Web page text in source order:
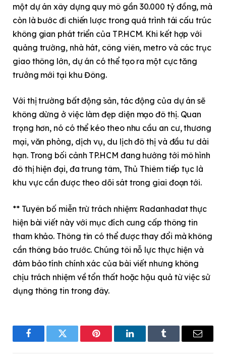
một dự án xây dựng quy mô gần 30.000 tỷ đồng, mà
còn là bước đi chiến lược trong quá trình tái cấu trúc
không gian phát triển của TP.HCM. Khi kết hợp với
quảng trường, nhà hát, công viên, metro và các trục
giao thông lớn, dự án có thể tạo ra một cực tăng
trưởng mới tại khu Đông.
Với thị trường bất động sản, tác động của dự án sẽ
không dừng ở việc làm đẹp diện mạo đô thị. Quan
trọng hơn, nó có thể kéo theo nhu cầu an cư, thương
mại, văn phòng, dịch vụ, du lịch đô thị và đầu tư dài
hạn. Trong bối cảnh TP.HCM đang hướng tới mô hình
đô thị hiện đại, đa trung tâm, Thủ Thiêm tiếp tục là
khu vực cần được theo dõi sát trong giai đoạn tới.
** Tuyên bố miễn trừ trách nhiệm: Radanhadat thực
hiện bài viết này với mục đích cung cấp thông tin
tham khảo. Thông tin có thể được thay đổi mà không
cần thông báo trước. Chúng tôi nỗ lực thực hiện và
đảm bảo tính chính xác của bài viết nhưng không
chịu trách nhiệm về tổn thất hoặc hậu quả từ việc sử
dụng thông tin trong đây.
FacebookTwitter Pinterest LinkedInTumblr Email